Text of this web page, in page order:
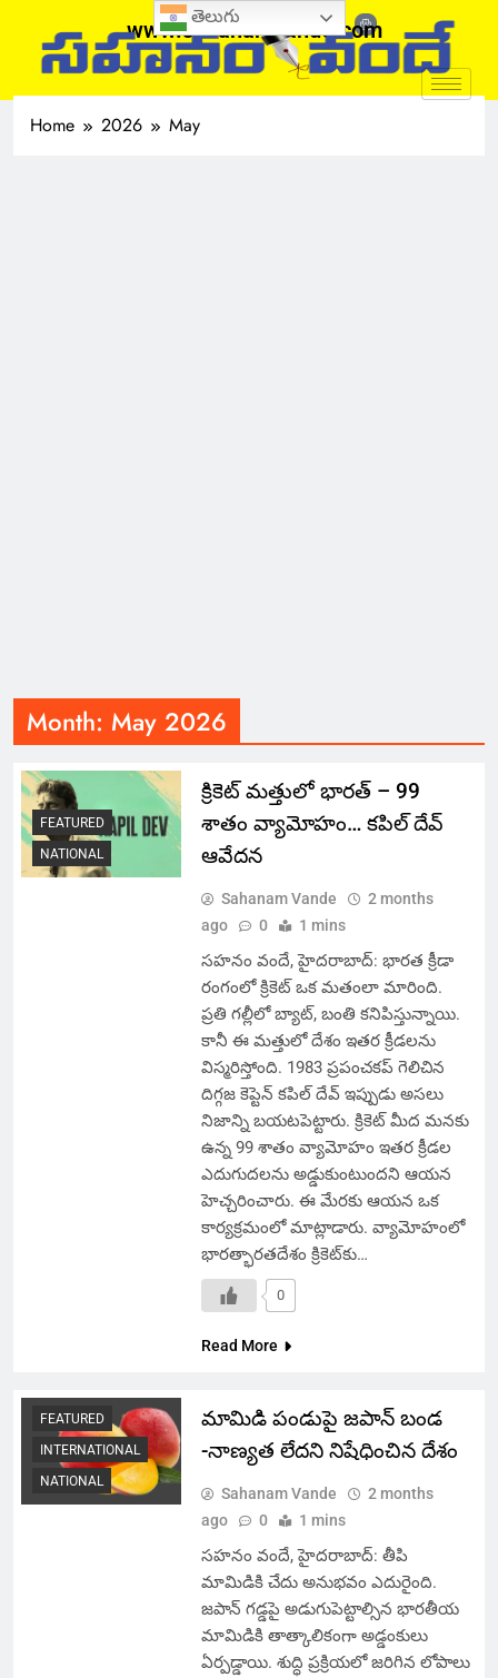
www.sahanamvande.com
Home 2026 May
Month: May 2026
FEATURED
NATIONAL
క్రికెట్ మత్తులో భారత్ – 99
శాతం వ్యామోహం… కపిల్ దేవ్
ఆవేదన
Sahanam Vande
2 months
ago
0 1 mins
సహనం వందే, హైదరాబాద్: భారత క్రీడా
రంగంలో క్రికెట్ ఒక మతంలా మారింది.
ప్రతి గల్లీలో బ్యాట్, బంతి కనిపిస్తున్నాయి.
కానీ ఈ మత్తులో దేశం ఇతర క్రీడలను
విస్మరిస్తోంది. 1983 ప్రపంచకప్ గెలిచిన
దిగ్గజ కెప్టెన్ కపిల్ దేవ్ ఇప్పుడు అసలు
నిజాన్ని బయటపెట్టారు. క్రికెట్ మీద మనకు
ఉన్న 99 శాతం వ్యామోహం ఇతర క్రీడల
ఎదుగుదలను అడ్డుకుంటుందని ఆయన
హెచ్చరించారు. ఈ మేరకు ఆయన ఒక
కార్యక్రమంలో మాట్లాడారు. వ్యామోహంలో
భారత్భారతదేశం క్రికెట్‌కు…
0
Read More
FEATURED
INTERNATIONAL
NATIONAL
మామిడి పండుపై జపాన్ బండ
-నాణ్యత లేదని నిషేధించిన దేశం
Sahanam Vande
2 months
ago
0 1 mins
సహనం వందే, హైదరాబాద్: తీపి
మామిడికి చేదు అనుభవం ఎదురైంది.
జపాన్ గడ్డపై అడుగుపెట్టాల్సిన భారతీయ
మామిడికి తాత్కాలికంగా అడ్డంకులు
ఏర్పడ్డాయి. శుద్ధి ప్రక్రియలో జరిగిన లోపాలు
తెలుగు